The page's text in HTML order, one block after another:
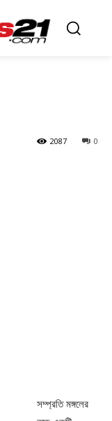
0
2087
সম্প্রতি মঙ্গলের